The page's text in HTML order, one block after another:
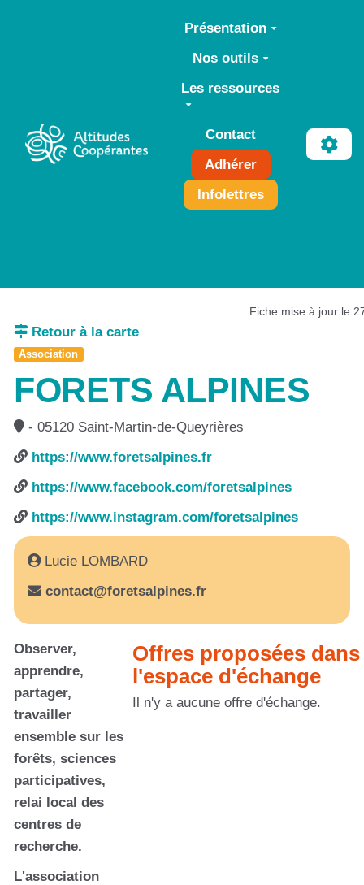
Aller au contenu principal
Présentation
Nos outils
Les ressources
Contact
Adhérer
Infolettres
Fiche mise à jour le
Retour à la carte
Association
FORETS ALPINES
- 05120 Saint-Martin-de-Queyrières
https://www.foretsalpines.fr
https://www.facebook.com/foretsalpines
https://www.instagram.com/foretsalpines
Lucie LOMBARD
contact@foretsalpines.fr
Observer,
apprendre,
partager,
travailler
ensemble sur les
forêts, sciences
participatives,
relai local des
centres de
recherche.
L'association
Offres proposées dans
l'espace d'échange
Il n'y a aucune offre d'échange.